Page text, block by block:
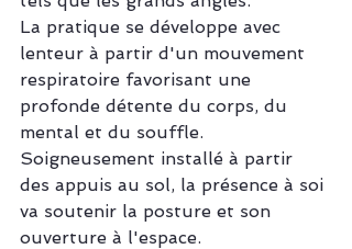
La pratique se développe avec
lenteur à partir d'un mouvement
respiratoire favorisant une
profonde détente du corps, du
mental et du souffle.
Soigneusement installé à partir
des appuis au sol, la présence à soi
va soutenir la posture et son
ouverture à l'espace.